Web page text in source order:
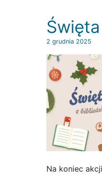
2 grudnia 2025
Na koniec